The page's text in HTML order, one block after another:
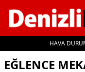
HAVA
İçeriğe geç
EĞLENCE